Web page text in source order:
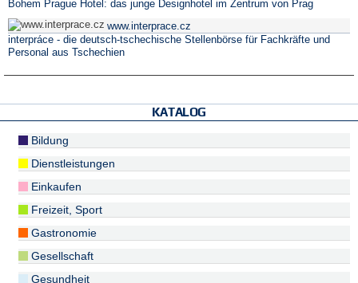
Bohem Prague Hotel: das junge Designhotel im Zentrum von Prag
www.interprace.cz
interpráce - die deutsch-tschechische Stellenbörse für Fachkräfte und
Personal aus Tschechien
KATALOG
Bildung
Dienstleistungen
Einkaufen
Freizeit, Sport
Gastronomie
Gesellschaft
Gesundheit